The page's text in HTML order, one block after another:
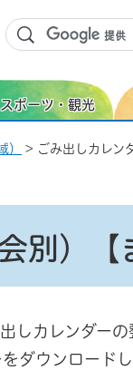
ポーツ・観光
） > ごみ出しカレン
別）【
しカレンダーの
ダウンロードし